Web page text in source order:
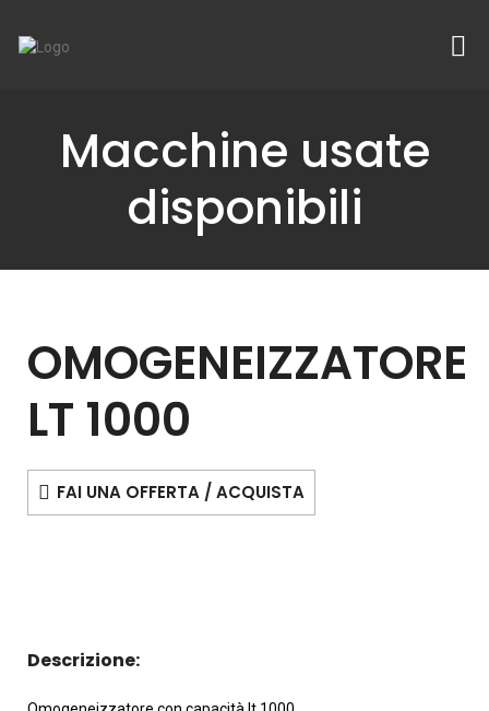
Macchine usate
disponibili
OMOGENEIZZATORE
LT 1000
FAI UNA OFFERTA / ACQUISTA
Descrizione: